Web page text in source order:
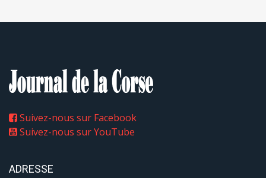
Suivez-nous sur Facebook
Suivez-nous sur YouTube
ADRESSE